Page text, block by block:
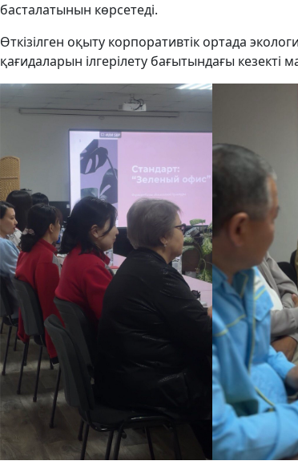
басталатынын көрсетеді.
Өткізілген оқыту корпоративтік ортада
қағидаларын ілгерілету бағытындағы